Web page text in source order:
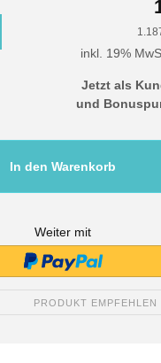
inkl. 19%
Jetzt als
und
In den Warenkorb
Weiter mit
PRODUKT EMPFEHLEN